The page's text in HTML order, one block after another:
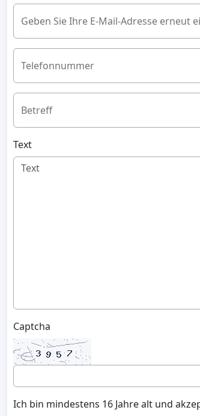
Geben Sie Ihre E-Mail-Adresse erneut
Telefonnummer
Betreff
Text
Captcha
Ich bin mindestens 16 Jahre alt und